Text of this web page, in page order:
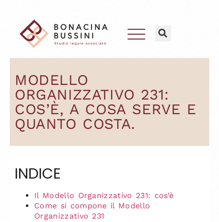
MODELLO
ORGANIZZATIVO 231:
COS’È, A COSA SERVE E
QUANTO COSTA.
INDICE
Il Modello Organizzativo 231: cos’è
Come si compone il Modello
Organizzativo 231